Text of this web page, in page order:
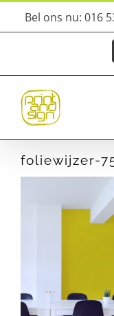
Ga
inhoud
Bel ons nu: 016
foliewijzer-